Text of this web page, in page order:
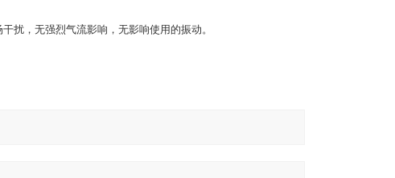
扰，无强烈气流影响，无影响使用的振动。